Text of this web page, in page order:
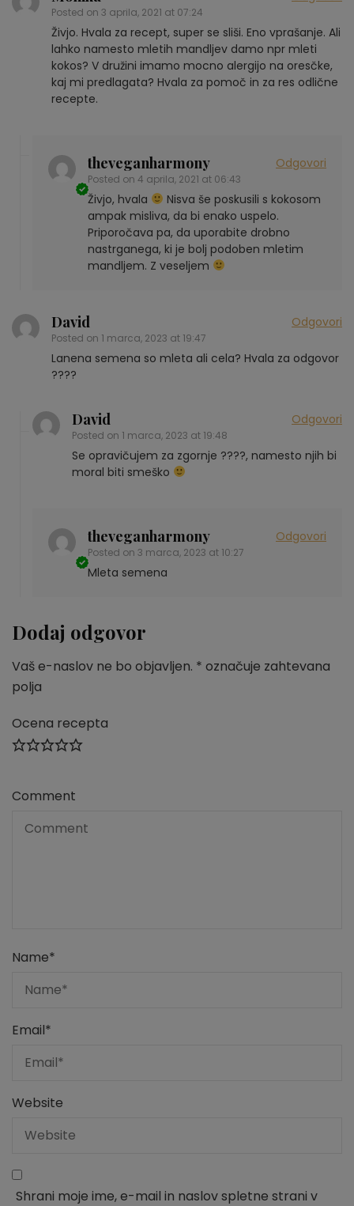
Posted on 3 aprila, 2021 at 07:24
Živjo. Hvala za recept, super se sliši. Eno vprašanje. Ali
lahko namesto mletih mandljev damo npr mleti
kokos? V družini imamo mocno alergijo na oresčke,
kaj mi predlagata? Hvala za pomoč in za res odlične
recepte.
theveganharmony
Posted on 4 aprila, 2021 at 06:43
Odgovori
Živjo, hvala
Nisva še poskusili s kokosom
ampak misliva, da bi enako uspelo.
Priporočava pa, da uporabite drobno
nastrganega, ki je bolj podoben mletim
mandljem. Z veseljem
David
Posted on 1 marca, 2023 at 19:47
Odgovori
Lanena semena so mleta ali cela? Hvala za odgovor
????
David
Posted on 1 marca, 2023 at 19:48
Odgovori
Se opravičujem za zgornje ????, namesto njih bi
moral biti smeško
theveganharmony
Posted on 3 marca, 2023 at 10:27
Odgovori
Mleta semena
Dodaj odgovor
Vaš e-naslov ne bo objavljen. * označuje zahtevana
polja
Ocena recepta
Comment
Name*
Email*
Website
Shrani moje ime, e-mail in naslov spletne strani v